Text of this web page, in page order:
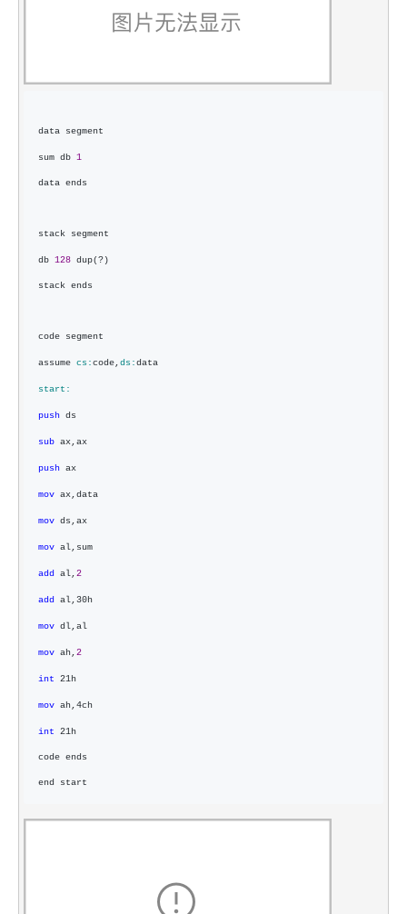
data segment
sum db 1
data ends
stack segment
db 128 dup(?)
stack ends
code segment
assume cs:code,ds:data
start:
push ds
sub ax,ax
push ax
mov ax,data
mov ds,ax
mov al,sum
add al,2
add al,30h
mov dl,al
mov ah,2
int 21h
mov ah,4ch
int 21h
code ends
end start